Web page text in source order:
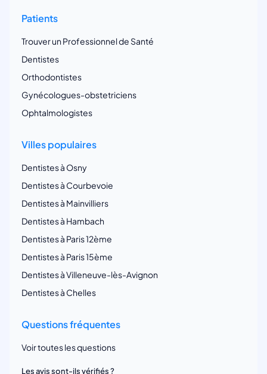
Patients
Trouver un Professionnel de Santé
Dentistes
Orthodontistes
Gynécologues-obstetriciens
Ophtalmologistes
Villes populaires
Dentistes à Osny
Dentistes à Courbevoie
Dentistes à Mainvilliers
Dentistes à Hambach
Dentistes à Paris 12ème
Dentistes à Paris 15ème
Dentistes à Villeneuve-lès-Avignon
Dentistes à Chelles
Questions fréquentes
Voir toutes les questions
Les avis sont-ils vérifiés ?